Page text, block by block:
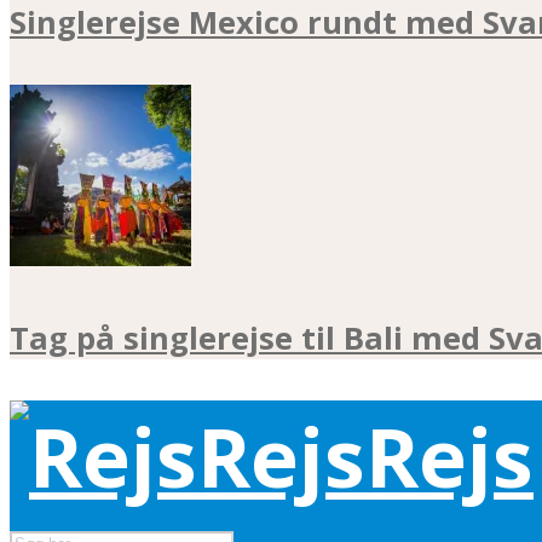
Singlerejse Mexico rundt med
Tag på singlerejse til Bali med